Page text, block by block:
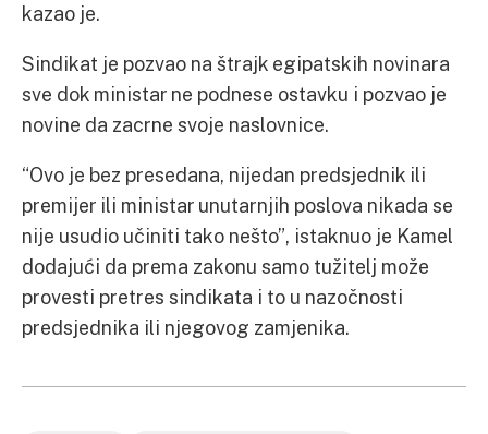
kazao je.
Sindikat je pozvao na štrajk egipatskih novinara
sve dok ministar ne podnese ostavku i pozvao je
novine da zacrne svoje naslovnice.
“Ovo je bez presedana, nijedan predsjednik ili
premijer ili ministar unutarnjih poslova nikada se
nije usudio učiniti tako nešto”, istaknuo je Kamel
dodajući da prema zakonu samo tužitelj može
provesti pretres sindikata i to u nazočnosti
predsjednika ili njegovog zamjenika.